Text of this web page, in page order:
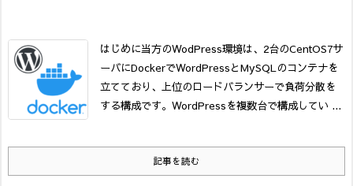
はじめに当方のWodPress環境は、2台のCentOS7サ
ーバにDockerでWordPressとMySQLのコンテナを
立てており、上位のロードバランサーで負荷分散を
する構成です。 WordPressを複数台で構成してい ...
記事を読む